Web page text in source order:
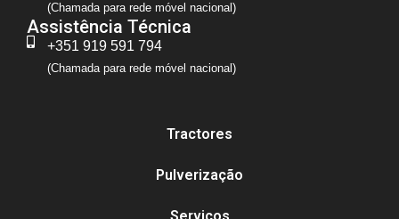
(Chamada para rede móvel nacional)
Assistência Técnica
+351 919 591 794
(Chamada para rede móvel nacional)
Tractores
Pulverização